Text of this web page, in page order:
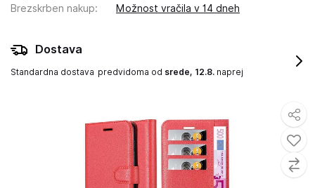
Brezskrben nakup: Možnost vračila v 14 dneh
Dostava
Standardna dostava predvidoma od srede, 12.8. naprej